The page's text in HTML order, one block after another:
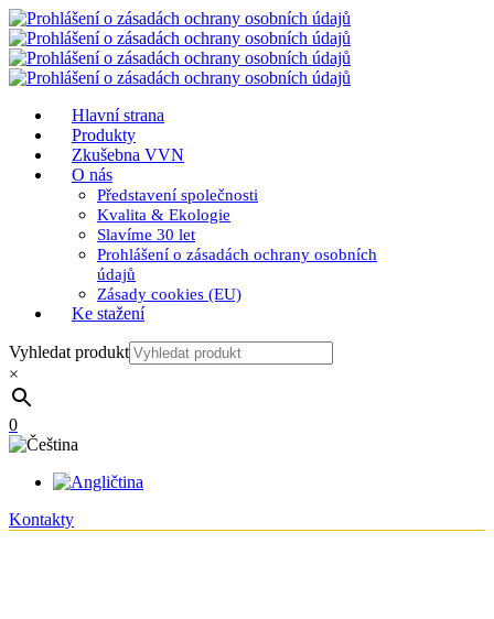
Hlavní strana
Produkty
Zkušebna VVN
O nás
Představení společnosti
Kvalita & Ekologie
Slavíme 30 let
Prohlášení o zásadách ochrany osobních
údajů
Zásady cookies (EU)
Ke stažení
Vyhledat produkt
×
0
Kontakty